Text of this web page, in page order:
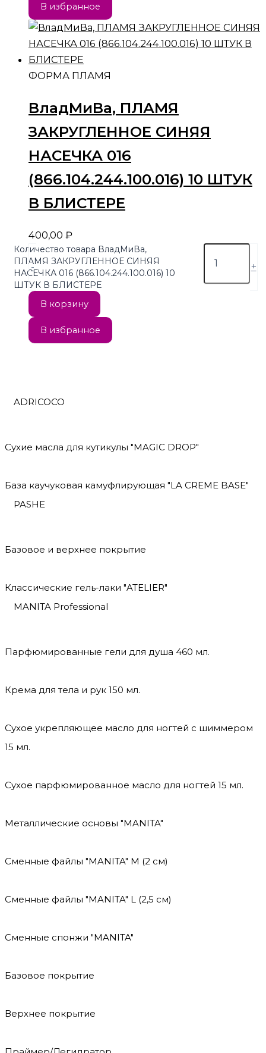
ADRICOCO
Сухие масла для кутикулы "MAGIC DROP"
База каучуковая камуфлирующая "LA CREME BASE"
PASHE
Базовое и верхнее покрытие
Классические гель-лаки "ATELIER"
MANITA Professional
Парфюмированные гели для душа 460 мл.
Крема для тела и рук 150 мл.
Сухое укрепляющее масло для ногтей с шиммером
15 мл.
Сухое парфюмированное масло для ногтей 15 мл.
Металлические основы "MANITA"
Сменные файлы "MANITA" М (2 см)
Сменные файлы "MANITA" L (2,5 см)
Сменные спонжи "MANITA"
Базовое покрытие
Верхнее покрытие
В избранное
ФОРМА ПЛАМЯ
ВладМиВа, ПЛАМЯ
ЗАКРУГЛЕННОЕ СИНЯЯ
НАСЕЧКА 016
(866.104.244.100.016) 10 ШТУК
В БЛИСТЕРЕ
400,00 ₽
-
Количество товара ВладМиВа,
ПЛАМЯ ЗАКРУГЛЕННОЕ СИНЯЯ
НАСЕЧКА 016 (866.104.244.100.016) 10
ШТУК В БЛИСТЕРЕ
+
В корзину
В избранное